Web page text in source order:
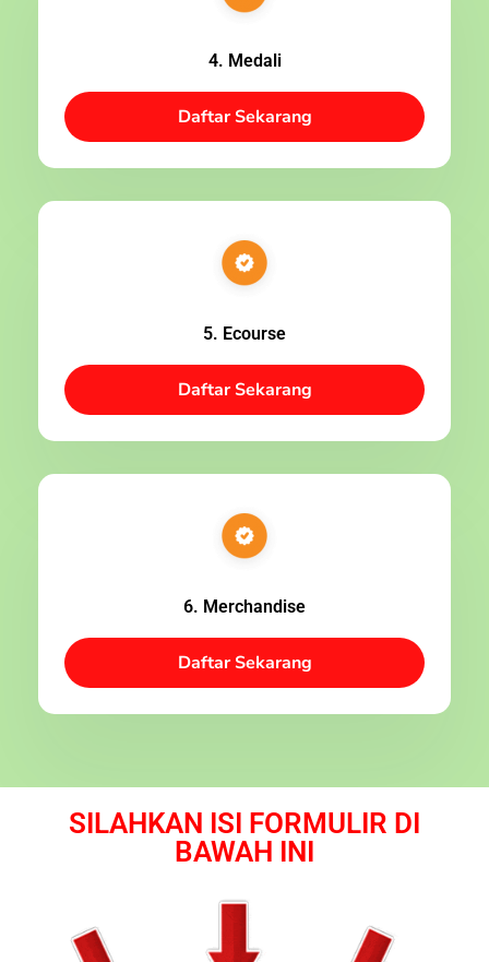
4. Medali
Daftar Sekarang
5. Ecourse
Daftar Sekarang
6. Merchandise
Daftar Sekarang
SILAHKAN ISI FORMULIR DI
BAWAH INI